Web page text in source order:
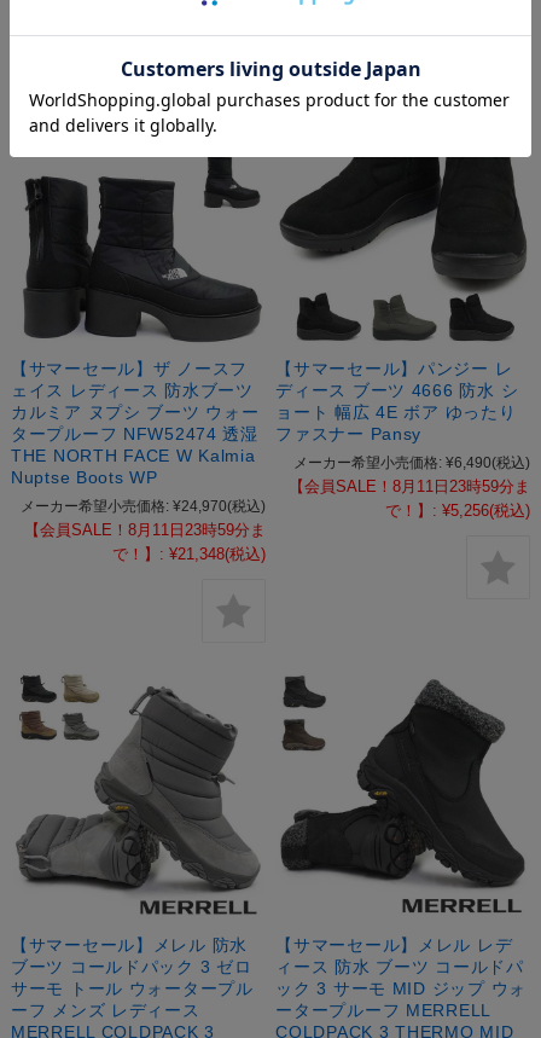
【サマーセール】ザ ノースフ
ェイス レディース 防水ブーツ
カルミア ヌプシ ブーツ ウォー
タープルーフ NFW52474 透湿
THE NORTH FACE W Kalmia
Nuptse Boots WP
メーカー希望小売価格: ¥24,970(税込)
【会員SALE！8月11日23時59分ま
で！】: ¥21,348(税込)
【サマーセール】パンジー レ
ディース ブーツ 4666 防水 シ
ョート 幅広 4E ボア ゆったり
ファスナー Pansy
メーカー希望小売価格: ¥6,490(税込)
【会員SALE！8月11日23時59分ま
で！】: ¥5,256(税込)
【サマーセール】メレル 防水
ブーツ コールドパック 3 ゼロ
サーモ トール ウォータープル
ーフ メンズ レディース
MERRELL COLDPACK 3
【サマーセール】メレル レデ
ィース 防水 ブーツ コールドパ
ック 3 サーモ MID ジップ ウォ
ータープルーフ MERRELL
COLDPACK 3 THERMO MID